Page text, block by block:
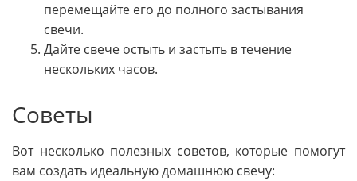
перемещайте его до полного застывания
свечи.
Дайте свече остыть и застыть в течение
нескольких часов.
Советы
Вот несколько полезных советов, которые помогут
вам создать идеальную домашнюю свечу: